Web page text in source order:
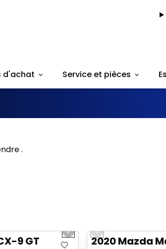
d'achat Service et pièces
.
Next slide
9 GT Vidéo disponible
Previous slide
2020 Mazda